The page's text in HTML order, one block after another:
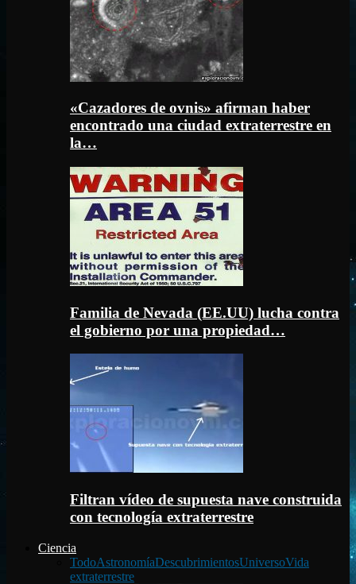
«Cazadores de ovnis» afirman haber
encontrado una ciudad extraterrestre en
la…
Familia de Nevada (EE.UU) lucha contra
el gobierno por una propiedad…
Filtran vídeo de supuesta nave construida
con tecnología extraterrestre
Ciencia
TodoAstronomíaDescubrimientosUniversoVida
extraterrestre